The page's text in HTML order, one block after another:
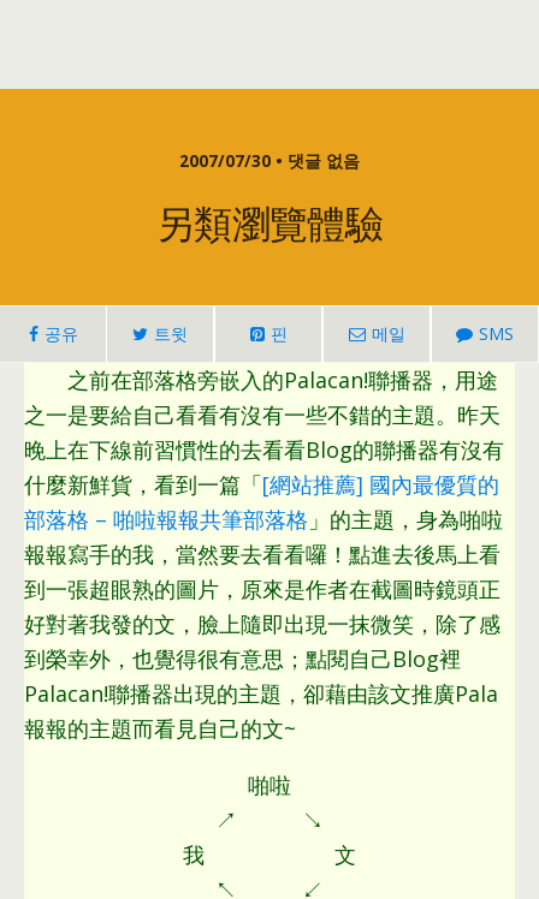
2007/07/30 • 댓글 없음
另類瀏覽體驗
공유 트윗 핀 메일 SMS
之前在部落格旁嵌入的Palacan!聯播器 ， 用途
之一是要給自己看看有沒有一些不錯的主題。 昨天
晚上在下線前習慣性的去看看Blog的聯播器有沒有
什麼新鮮貨 ， 看到一篇「[網站推薦] 國內最優質的
部落格 – 啪啦報報共筆部落格 」的主題 ， 身為啪啦
報報寫手的我 ， 當然要去看看囉！點進去後馬上看
到一張超眼熟的圖片 ， 原來是作者在截圖時鏡頭正
好對著我發的文 ， 臉上隨即出現一抹微笑 ， 除了感
到榮幸外 ， 也覺得很有意思 ； 點閱自己Blog裡
Palacan!聯播器出現的主題 ， 卻藉由該文推廣Pala
報報的主題而看見自己的文~
啪啦
↗ ↘
我 文
↖ ↙